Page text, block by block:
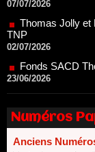
02/07/2026
Fonds SACD
23/06/2026
20/06/2026
Les 10 lauréats
SACD
13/06/2026
Numéros
Anciens